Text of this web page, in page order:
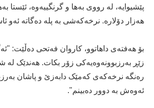
هەزار دۆلارە. نرخەکەشی بە پلە دەگاتە ئەو
بۆ هەفتەی داهاتوو، کاروان فەتحی دەڵێت:
زێڕ بەرزبوونەوەیەکی زۆر بکات. هەندێک لە
رەنگە نرخەکەی کەمێک دابەزێ و پاشان
ئەوەش بە دوور دەبینم".